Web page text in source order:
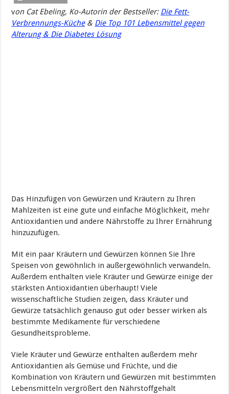
von Cat Ebeling, Ko-Autorin der Bestseller: Die Fett-
Verbrennungs-Küche& Die Top 101 Lebensmittel gegen
Alterung & Die Diabetes Lösung
Das Hinzufügen von Gewürzen und Kräutern zu Ihren
Mahlzeiten ist eine gute und einfache Möglichkeit, mehr
Antioxidantien und andere Nährstoffe zu Ihrer Ernährung
hinzuzufügen.
Mit ein paar Kräutern und Gewürzen können Sie Ihre
Speisen von gewöhnlich in außergewöhnlich verwandeln.
Außerdem enthalten viele Kräuter und Gewürze einige der
stärksten Antioxidantien überhaupt! Viele
wissenschaftliche Studien zeigen, dass Kräuter und
Gewürze tatsächlich genauso gut oder besser wirken als
bestimmte Medikamente für verschiedene
Gesundheitsprobleme.
Viele Kräuter und Gewürze enthalten außerdem mehr
Antioxidantien als Gemüse und Früchte, und die
Kombination von Kräutern und Gewürzen mit bestimmten
Lebensmitteln vergrößert den Nährstoffgehalt